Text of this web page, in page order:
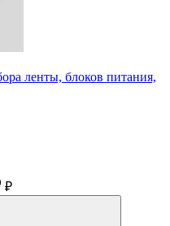
ленты, блоков питания,
₽